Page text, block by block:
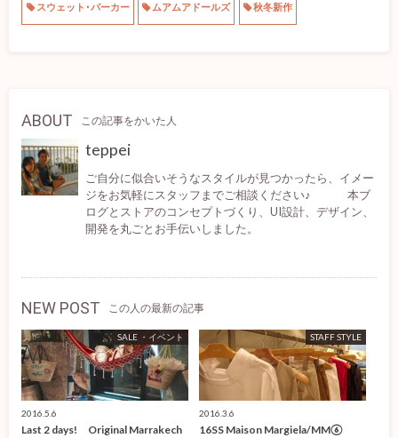
スウェット･パーカー ムアムアドールズ 秋冬新作
ABOUT この記事をかいた人
teppei
ご自分に似合いそうなスタイルが見つかったら、イメー
ジをお気軽にスタッフまでご相談ください♪ 本ブ
ログとストアのコンセプトづくり、UI設計、デザイン、
開発を丸ごとお手伝いしました。
NEW POST この人の最新の記事
SALE ・イベント
2016.5.6
Last 2 days! Original Marrakech
STAFF STYLE
2016.3.6
16SS Maison Margiela/MM⑥